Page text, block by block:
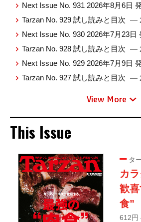
Next Issue No. 931 2026年8月6日
Tarzan No. 929 試し読みと目次 —
Next Issue No. 930 2026年7月23日
Tarzan No. 928 試し読みと目次 —
Next Issue No. 929 2026年7月9日
Tarzan No. 927 試し読みと目次 —
View More
This Issue
タ
カ
歓
食”
612円